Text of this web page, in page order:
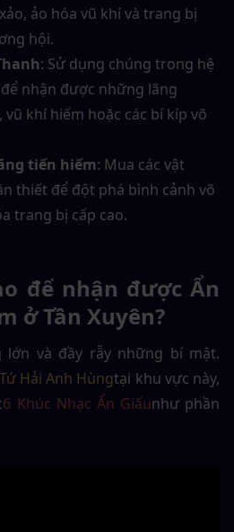
ảo hóa vũ khí và trang bị
hội.
: Sử dụng chúng trong hệ
nhận được những lãng
vũ khí hiếm hoặc các bí kíp võ
tiến hiếm: Mua các vật
thiết để đột phá bình cảnh võ
trang bị cấp cao.
để nhận được Ẩn
ở Tần Xuyên?
lớn và đầy rẫy những bí mật.
Tứ Hải Anh Hùngtại khu vực này,
6 Khúc Nhạc Ẩn Giấunhư phần